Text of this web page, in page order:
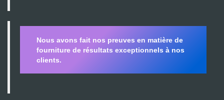
Nous avons fait nos preuves en matière de
fourniture de résultats exceptionnels à nos
clients.